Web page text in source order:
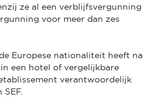
ze al een verblijfsvergunning
voor meer dan zes
Europese nationaliteit heeft na
een hotel of vergelijkbare
verantwoordelijk